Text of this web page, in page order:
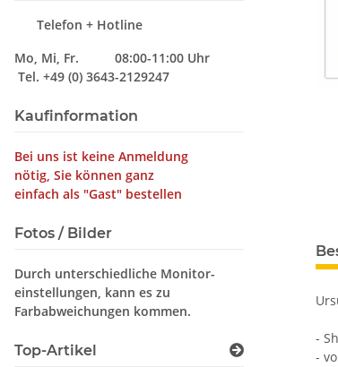
-
-
Telefon + Hotline
Mo, Mi, Fr. 08:00-11:00 Uhr
Tel. +49 (0) 3643-2129247
Kaufinformation
Bei uns ist keine Anmeldung
nötig, Sie können ganz
einfach als "Gast" bestellen
Fotos / Bilder
Durch unterschiedliche Monitor-
einstellungen, kann es zu
Farbabweichungen kommen.
Top-Artikel